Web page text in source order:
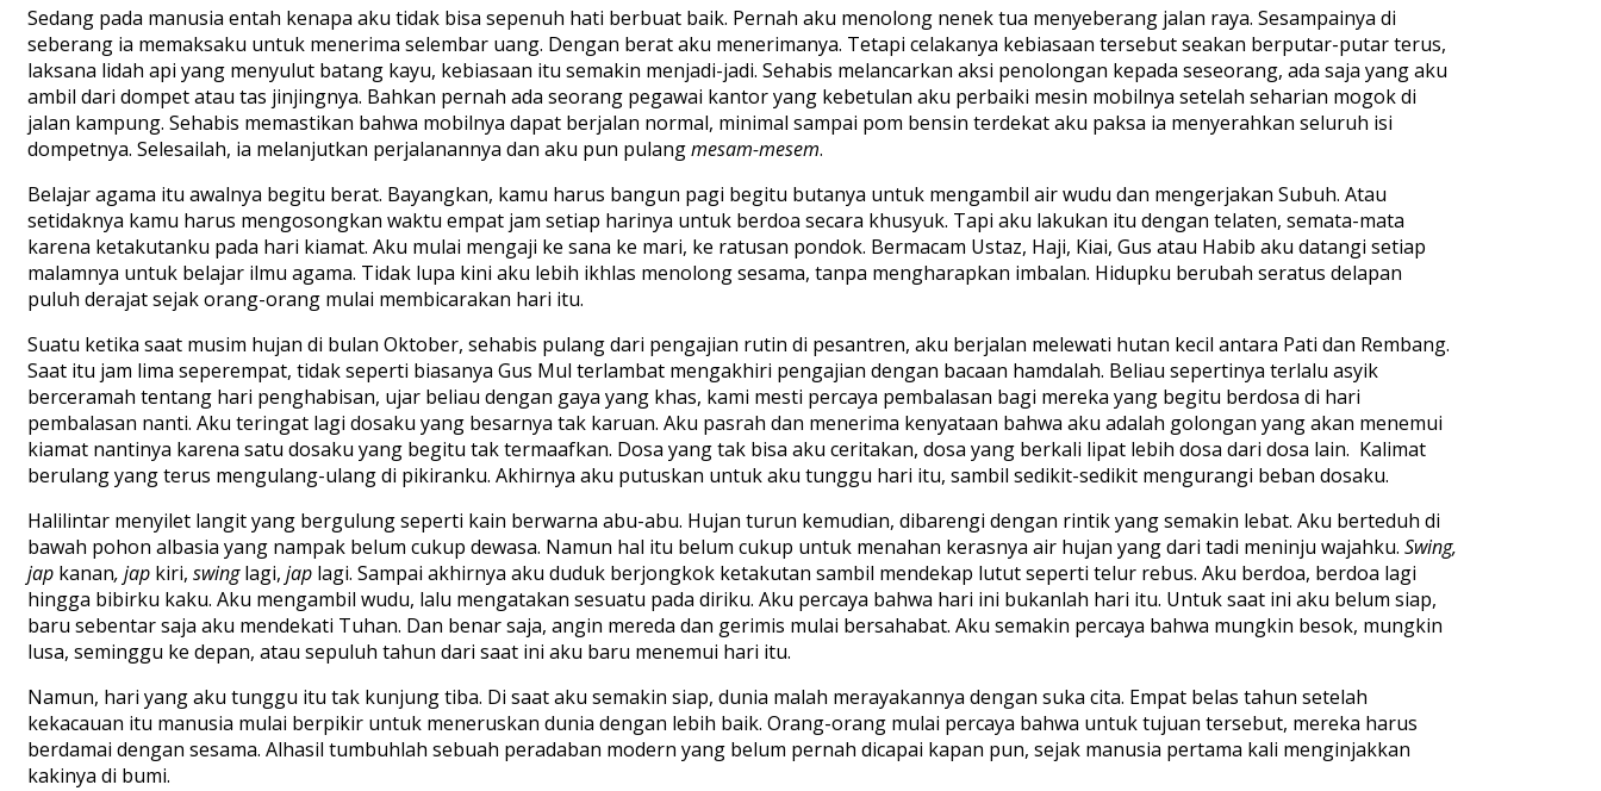
Sedang pada manusia entah kenapa aku tidak bisa sepenuh hati berbuat baik. Pernah aku menolong nenek tua menyeberang jalan raya. Sesampainya di
seberang ia memaksaku untuk menerima selembar uang. Dengan berat aku menerimanya. Tetapi celakanya kebiasaan tersebut seakan berputar-putar terus,
laksana lidah api yang menyulut batang kayu, kebiasaan itu semakin menjadi-jadi. Sehabis melancarkan aksi penolongan kepada seseorang, ada saja yang aku
ambil dari dompet atau tas jinjingnya. Bahkan pernah ada seorang pegawai kantor yang kebetulan aku perbaiki mesin mobilnya setelah seharian mogok di
jalan kampung. Sehabis memastikan bahwa mobilnya dapat berjalan normal, minimal sampai pom bensin terdekat aku paksa ia menyerahkan seluruh isi
dompetnya. Selesailah, ia melanjutkan perjalanannya dan aku pun pulangmesam-mesem.
Belajar agama itu awalnya begitu berat. Bayangkan, kamu harus bangun pagi begitu butanya untuk mengambil air wudu dan mengerjakan Subuh. Atau
setidaknya kamu harus mengosongkan waktu empat jam setiap harinya untuk berdoa secara khusyuk. Tapi aku lakukan itu dengan telaten, semata-mata
karena ketakutanku pada hari kiamat. Aku mulai mengaji ke sana ke mari, ke ratusan pondok. Bermacam Ustaz, Haji, Kiai, Gus atau Habib aku datangi setiap
malamnya untuk belajar ilmu agama. Tidak lupa kini aku lebih ikhlas menolong sesama, tanpa mengharapkan imbalan. Hidupku berubah seratus delapan
puluh derajat sejak orang-orang mulai membicarakan hari itu.
Suatu ketika saat musim hujan di bulan Oktober, sehabis pulang dari pengajian rutin di pesantren, aku berjalan melewati hutan kecil antara Pati dan Rembang.
Saat itu jam lima seperempat, tidak seperti biasanya Gus Mul terlambat mengakhiri pengajian dengan bacaan hamdalah. Beliau sepertinya terlalu asyik
berceramah tentang hari penghabisan, ujar beliau dengan gaya yang khas, kami mesti percaya pembalasan bagi mereka yang begitu berdosa di hari
pembalasan nanti. Aku teringat lagi dosaku yang besarnya tak karuan. Aku pasrah dan menerima kenyataan bahwa aku adalah golongan yang akan menemui
kiamat nantinya karena satu dosaku yang begitu tak termaafkan. Dosa yang tak bisa aku ceritakan, dosa yang berkali lipat lebih dosa dari dosa lain. Kalimat
berulang yang terus mengulang-ulang di pikiranku. Akhirnya aku putuskan untuk aku tunggu hari itu, sambil sedikit-sedikit mengurangi beban dosaku.
Halilintar menyilet langit yang bergulung seperti kain berwarna abu-abu. Hujan turun kemudian, dibarengi dengan rintik yang semakin lebat. Aku berteduh di
bawah pohon albasia yang nampak belum cukup dewasa. Namun hal itu belum cukup untuk menahan kerasnya air hujan yang dari tadi meninju wajahku. Swing,
jap kanan, jap kiri, swinglagi, jap lagi. Sampai akhirnya aku duduk berjongkok ketakutan sambil mendekap lutut seperti telur rebus. Aku berdoa, berdoa lagi
hingga bibirku kaku. Aku mengambil wudu, lalu mengatakan sesuatu pada diriku. Aku percaya bahwa hari ini bukanlah hari itu. Untuk saat ini aku belum siap,
baru sebentar saja aku mendekati Tuhan. Dan benar saja, angin mereda dan gerimis mulai bersahabat. Aku semakin percaya bahwa mungkin besok, mungkin
lusa, seminggu ke depan, atau sepuluh tahun dari saat ini aku baru menemui hari itu.
Namun, hari yang aku tunggu itu tak kunjung tiba. Di saat aku semakin siap, dunia malah merayakannya dengan suka cita. Empat belas tahun setelah
kekacauan itu manusia mulai berpikir untuk meneruskan dunia dengan lebih baik. Orang-orang mulai percaya bahwa untuk tujuan tersebut, mereka harus
berdamai dengan sesama. Alhasil tumbuhlah sebuah peradaban modern yang belum pernah dicapai kapan pun, sejak manusia pertama kali menginjakkan
kakinya di bumi.